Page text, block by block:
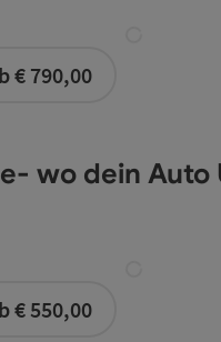
Curhaus
€ 790,00
wo dein Auto
€ 550,00